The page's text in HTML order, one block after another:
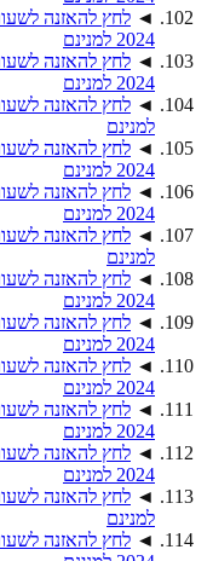
◄
2024 למנינם
◄
2024 למנינם
◄
למנינם
◄
2024 למנינם
◄
2024 למנינם
◄
למנינם
◄
2024 למנינם
◄
2024 למנינם
◄
2024 למנינם
◄
2024 למנינם
◄
2024 למנינם
◄
למנינם
◄